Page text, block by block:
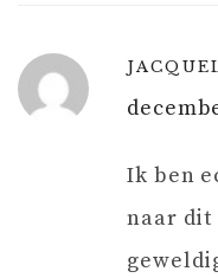
Ik ben
naar dit